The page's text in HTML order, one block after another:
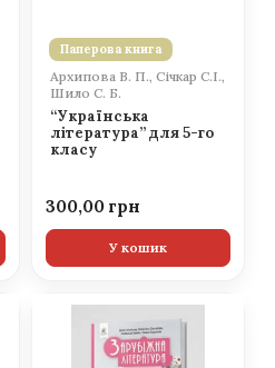
Паперова книга
Архипова В. П., Січкар С.І.,
Шило С. Б.
“Українська
література” для 5-го
класу
300,00
У кошик